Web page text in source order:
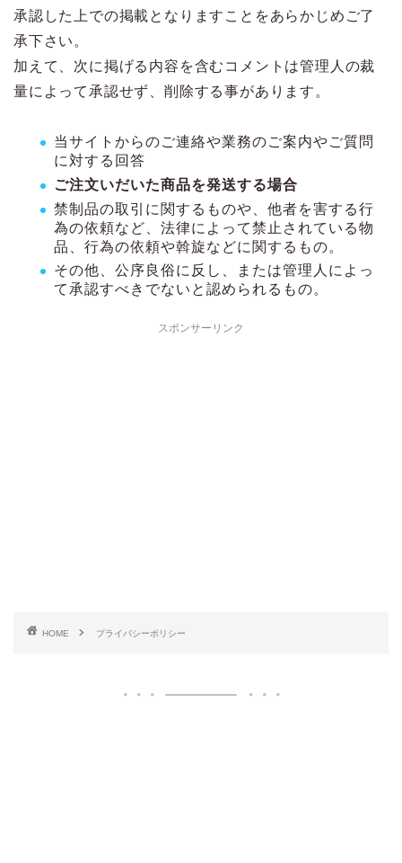
承認した上での掲載となりますことをあらかじめご了
承下さい。
加えて、次に掲げる内容を含むコメントは管理人の裁
量によって承認せず、削除する事があります。
当サイトからのご連絡や業務のご案内やご質問
に対する回答
ご注文いだいた商品を発送する場合
禁制品の取引に関するものや、他者を害する行
為の依頼など、法律によって禁止されている物
品、行為の依頼や斡旋などに関するもの。
その他、公序良俗に反し、または管理人によっ
て承認すべきでないと認められるもの。
スポンサーリンク
HOME プライバシーポリシー